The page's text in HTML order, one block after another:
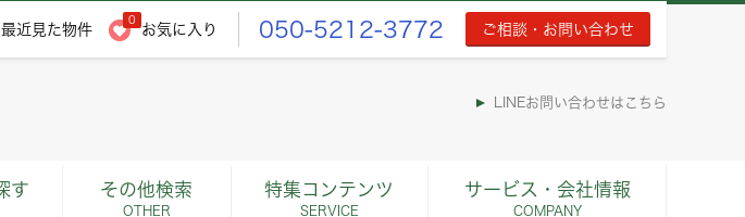
最近見た物件
0
お気に入り 050-5212-3772 ご相談・お問い合わせ
LINEお問い合わせはこちら
す その他検索
OTHER
特集コンテンツ
SERVICE
サービス・会社情報
COMPANY